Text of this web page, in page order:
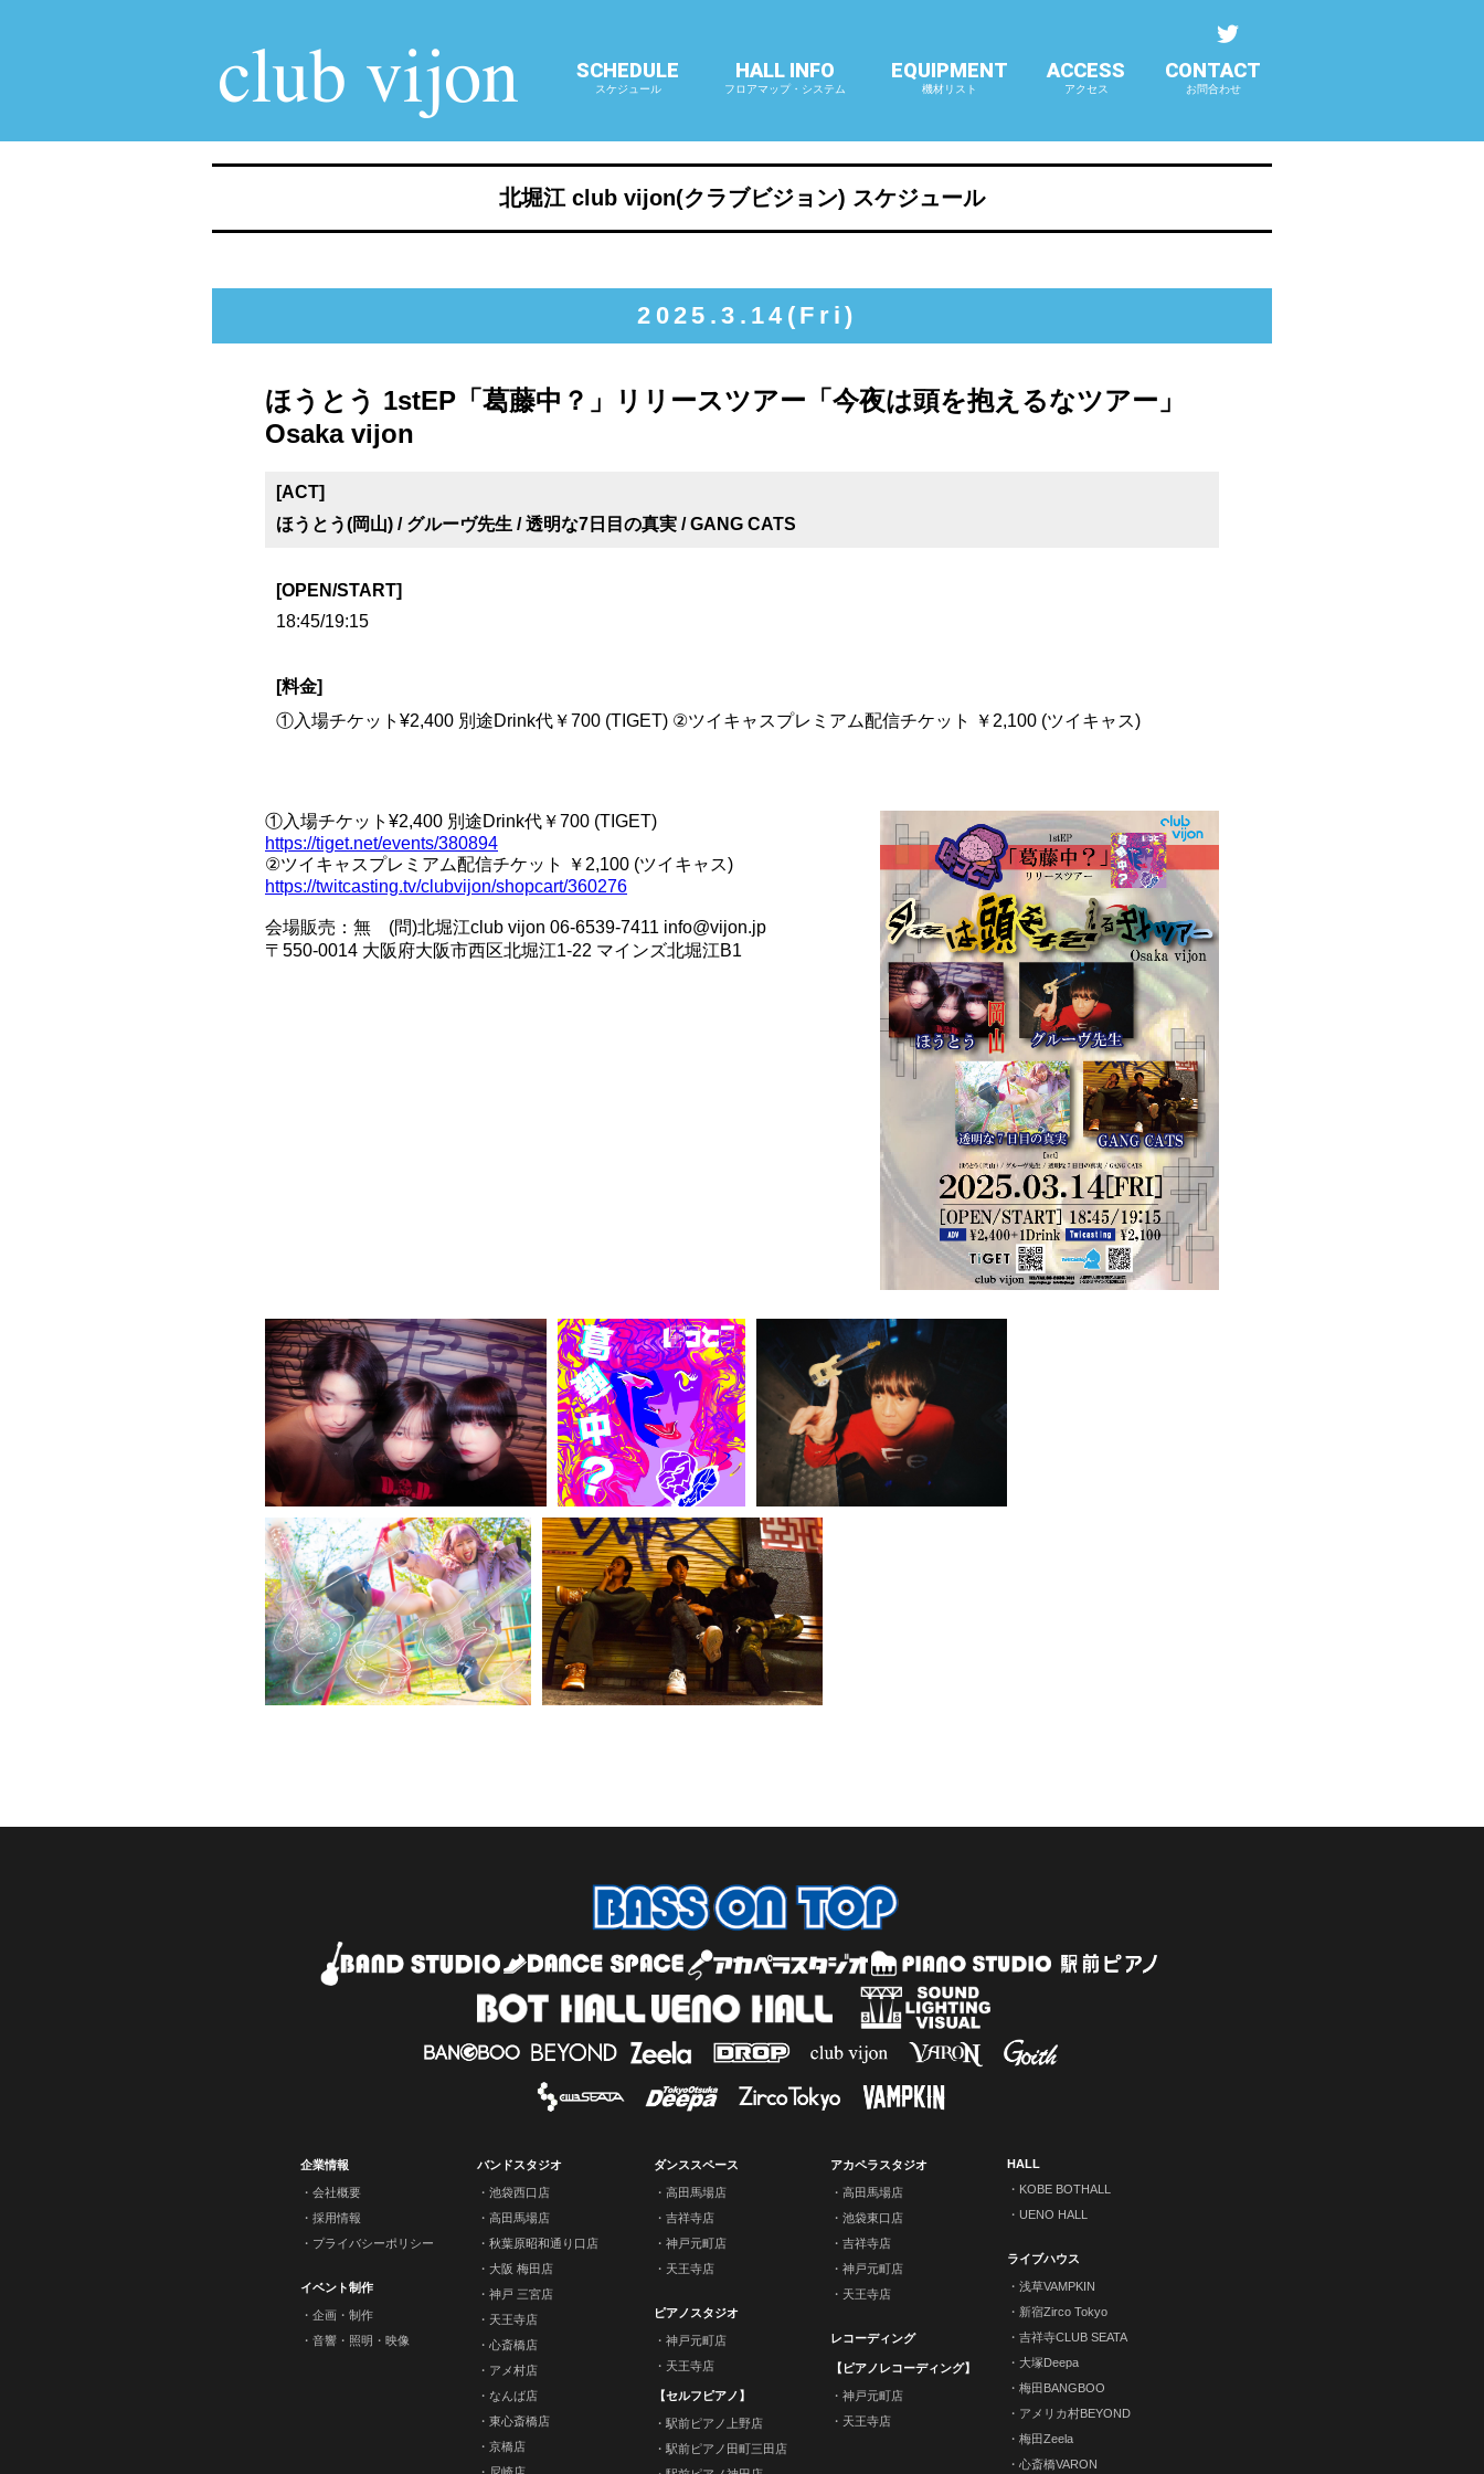
SCHEDULE
スケジュール
HALL INFO
フロアマップ・システム
EQUIPMENT
機材リスト
ACCESS
アクセス
CONTACT
お問合わせ
北堀江 club vijon(クラブビジョン) スケジュール
2025.3.14(Fri)
ほうとう 1stEP「葛藤中？」リリースツアー「今夜は頭を抱えるなツアー」
Osaka vijon
[ACT]
ほうとう(岡山) / グルーヴ先生 / 透明な7日目の真実 / GANG CATS
[OPEN/START]
18:45/19:15
[料金]
①入場チケット¥2,400 別途Drink代￥700 (TIGET) ②ツイキャスプレミアム配信チケット ￥2,100 (ツイキャス)
①入場チケット¥2,400 別途Drink代￥700 (TIGET)
https://tiget.net/events/380894
②ツイキャスプレミアム配信チケット ￥2,100 (ツイキャス)
https://twitcasting.tv/clubvijon/shopcart/360276
会場販売：無 (問)北堀江club vijon 06-6539-7411 info@vijon.jp
〒550-0014 大阪府大阪市西区北堀江1-22 マインズ北堀江B1
企業情報
会社概要
採用情報
プライバシーポリシー
イベント制作
企画・制作
音響・照明・映像
バンドスタジオ
池袋西口店
高田馬場店
秋葉原昭和通り口店
大阪 梅田店
神戸 三宮店
天王寺店
心斎橋店
アメ村店
なんば店
東心斎橋店
京橋店
ダンススペース
高田馬場店
吉祥寺店
神戸元町店
天王寺店
ピアノスタジオ
神戸元町店
天王寺店
【セルフピアノ】
駅前ピアノ上野店
駅前ピアノ田町三田店
アカペラスタジオ
高田馬場店
池袋東口店
吉祥寺店
神戸元町店
天王寺店
レコーディング
【ピアノレコーディング】
神戸元町店
天王寺店
HALL
KOBE BOTHALL
UENO HALL
ライブハウス
浅草VAMPKIN
新宿Zirco Tokyo
吉祥寺CLUB SEATA
大塚Deepa
梅田BANGBOO
アメリカ村BEYOND
梅田Zeela
心斎橋VARON